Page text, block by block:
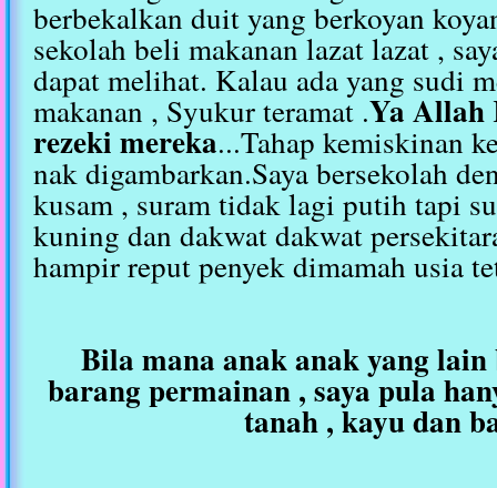
berbekalkan duit yang berkoyan
sekolah beli makanan lazat lazat ,
dapat melihat. Kalau ada yang sudi
makanan , Syukur teramat .Ya Allah
rezeki mereka...Tahap kemiskinan
nak digambarkan.Saya bersekolah
kusam , suram tidak lagi putih tapi
kuning dan dakwat dakwat
hampir reput penyek dimamah usia
Bila mana anak anak yang
barang permainan , saya pula
tanah , kayu dan